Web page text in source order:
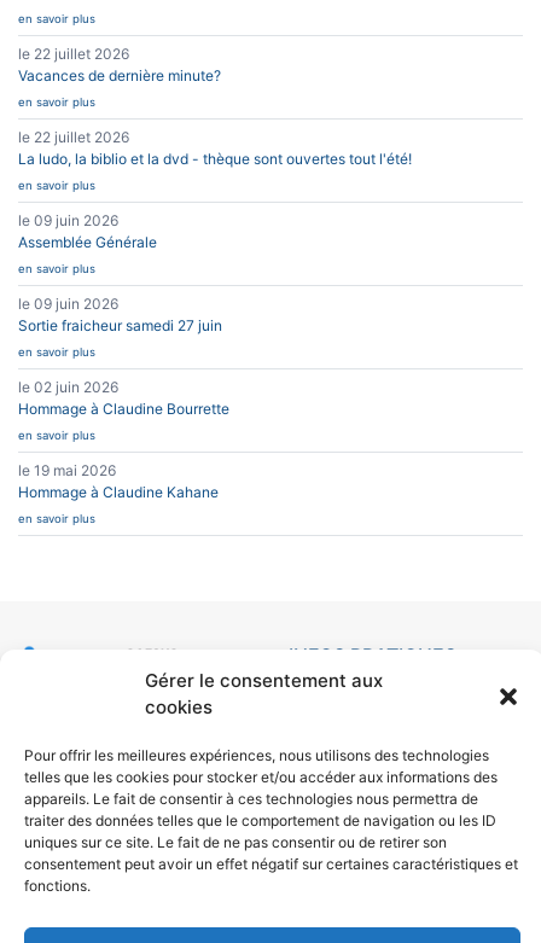
Gérer le consentement aux
cookies
Pour offrir les meilleures expériences, nous utilisons des technologies
telles que les cookies pour stocker et/ou accéder aux informations des
appareils. Le fait de consentir à ces technologies nous permettra de
traiter des données telles que le comportement de navigation ou les ID
uniques sur ce site. Le fait de ne pas consentir ou de retirer son
consentement peut avoir un effet négatif sur certaines caractéristiques et
fonctions.
en savoir plus
le 22 juillet 2026
Vacances de dernière minute?
en savoir plus
le 22 juillet 2026
La ludo, la biblio et la dvd - thèque sont ouvertes tout l'été!
en savoir plus
le 09 juin 2026
Assemblée Générale
en savoir plus
le 09 juin 2026
Sortie fraicheur samedi 27 juin
en savoir plus
le 02 juin 2026
Hommage à Claudine Bourrette
en savoir plus
le 19 mai 2026
Hommage à Claudine Kahane
en savoir plus
CAESUG
Siège Social :
Caesug c/o CNRS
25 avenue des
38042 Grenoble
Cedex 9
nous écrire
04 76 88 10 70
INFOS PRATIQUES
CONTACT
NEWSLETTERS
RÉSEAUX SOCIAUX